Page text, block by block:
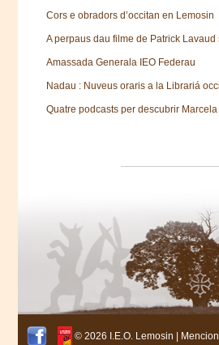
Cors e obradors d’occitan en Lemosin
A perpaus dau filme de Patrick
Amassada Generala IEO Federau
Nadau : Nuveus oraris a la Librariá
Quatre podcasts per descubrir
© 2026 I.E.O. Lemosin |